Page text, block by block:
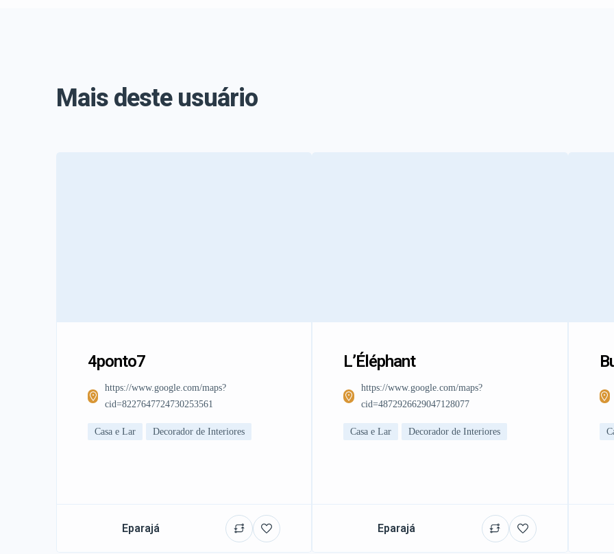
Mais deste usuário
4ponto7
https://www.google.com/maps?
cid=8227647724730253561
Casa e Lar Decorador de Interiores
Eparajá
L’Éléphant
https://www.google.com/maps?
cid=4872926629047128077
Casa e Lar Decorador de Interiores
Eparajá